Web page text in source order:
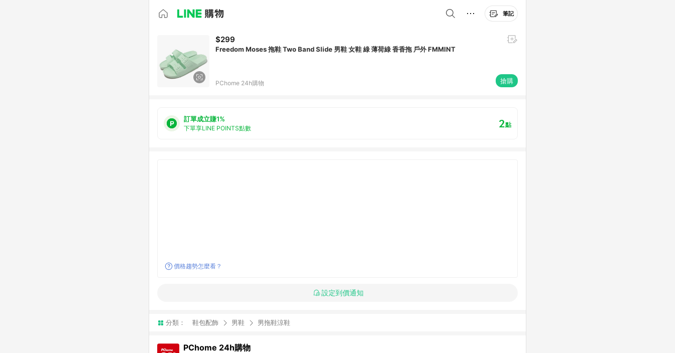
筆記
$299
Freedom Moses 拖鞋 Two Band Slide 男鞋 女鞋 綠 薄荷綠 香香拖 戶外 FMMINT
PChome 24h購物 搶購
訂單成立賺1%
下單享LINE POINTS點數 2點
價格趨勢怎麼看？
設定到價通知
分類： 鞋包配飾 男鞋 男拖鞋涼鞋
PChome 24h購物